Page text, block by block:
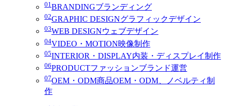
01 BRANDINGブランディング
02GRAPHIC DESIGNグラフィックデザイン
03WEB DESIGNウェブデザイン
04VIDEO・MOTION映像制作
05INTERIOR・DISPLAY内装・ディスプレイ制作
06PRODUCTファッションブランド運営
07OEM・ODM商品OEM・ODM、ノベルティ制
作